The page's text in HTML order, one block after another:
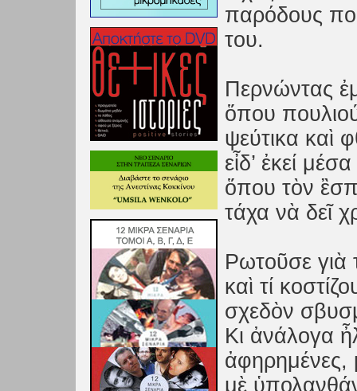
παρόδους
του.
Περνώντας
ὅπου
ψεύτικα καὶ
εἶδ’ ἐκεί
ὅπου τὸν
τάχα νὰ δεῖ
Pωτοῦσε γιὰ
καὶ τί
σχεδὸν
Κι ἀνάλογα
μὲ